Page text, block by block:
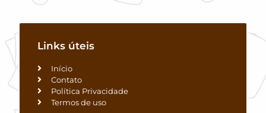
Links úteis
Início
Contato
Política Privacidade
Termos de uso